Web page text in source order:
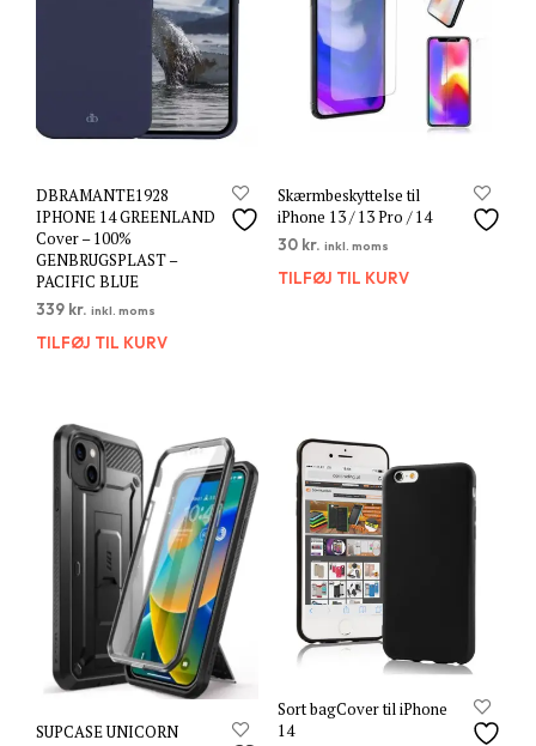
DBRAMANTE1928
IPHONE 14 GREENLAND
Cover – 100%
GENBRUGSPLAST –
PACIFIC BLUE
339 kr. inkl. moms
TILFØJ TIL KURV
Skærmbeskyttelse til
iPhone 13 / 13 Pro / 14
30 kr. inkl. moms
TILFØJ TIL KURV
SUPCASE UNICORN
Sort bagCover til iPhone
14